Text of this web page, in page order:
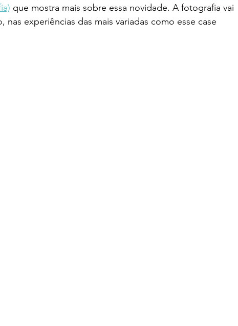
que mostra mais sobre essa novidade. A fotografia vai
experiências das mais variadas como esse case